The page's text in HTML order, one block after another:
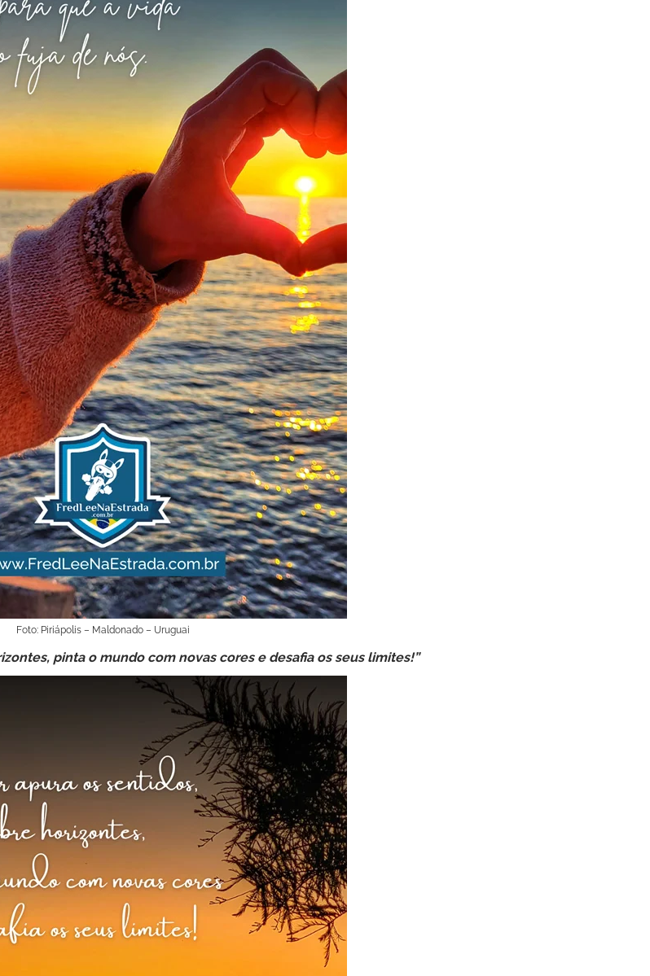
Foto: Piriápolis – Maldonado – Uruguai
pinta o mundo com novas cores e desafia os seus limites!”